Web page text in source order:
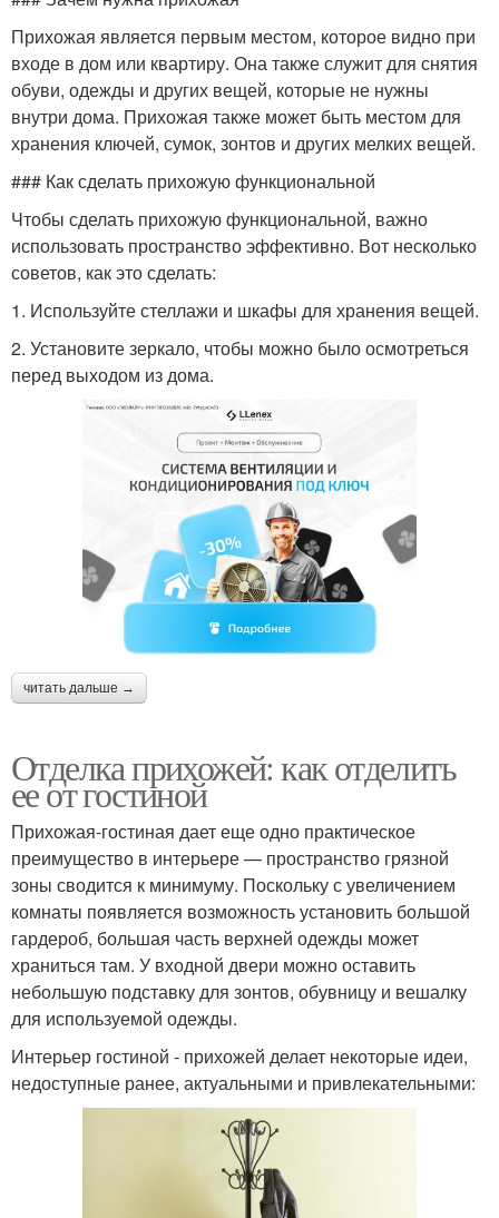
Прихожая является первым местом, которое видно при
входе в дом или квартиру. Она также служит для снятия
обуви, одежды и других вещей, которые не нужны
внутри дома. Прихожая также может быть местом для
хранения ключей, сумок, зонтов и других мелких вещей.
### Как сделать прихожую функциональной
Чтобы сделать прихожую функциональной, важно
использовать пространство эффективно. Вот несколько
советов, как это сделать:
1. Используйте стеллажи и шкафы для хранения вещей.
2. Установите зеркало, чтобы можно было осмотреться
перед выходом из дома.
читать дальше →
Отделка прихожей: как отделить
ее от гостиной
Прихожая-гостиная дает еще одно практическое
преимущество в интерьере — пространство грязной
зоны сводится к минимуму. Поскольку с увеличением
комнаты появляется возможность установить большой
гардероб, большая часть верхней одежды может
храниться там. У входной двери можно оставить
небольшую подставку для зонтов, обувницу и вешалку
для используемой одежды.
Интерьер гостиной - прихожей делает некоторые идеи,
недоступные ранее, актуальными и привлекательными: